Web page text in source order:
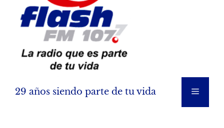
29 años siendo parte de tu vida Menú